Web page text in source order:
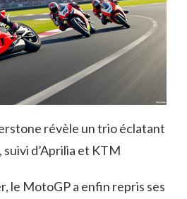
révèle un trio éclatant
d’Aprilia et KTM
le MotoGP a enfin repris ses